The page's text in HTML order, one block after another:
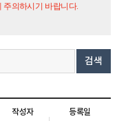
주의하시기 바랍니다.
검색
작성자 등록일